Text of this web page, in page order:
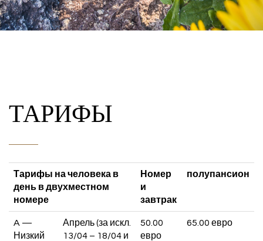
ТАРИФЫ
Тарифы на человека в
день в двухместном
номере
Номер
и
завтрак
полупансион
A —
Низкий
Апрель (за искл.
13/04 – 18/04 и
50.00
евро
65.00 евро